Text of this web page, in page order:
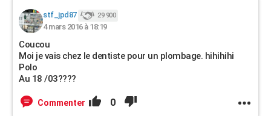
stf_jpd87 29 900
4 mars 2016 à 18:19
Coucou
Moi je vais chez le dentiste pour un plombage. hihihihi
Polo
Au 18 /03????
Commenter 0